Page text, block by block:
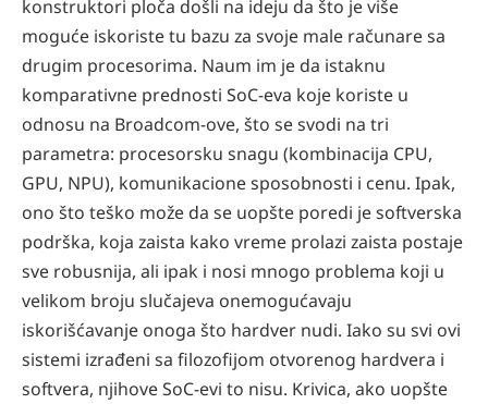
konstruktori ploča došli na ideju da što je više
moguće iskoriste tu bazu za svoje male računare sa
drugim procesorima. Naum im je da istaknu
komparativne prednosti SoC-eva koje koriste u
odnosu na Broadcom-ove, što se svodi na tri
parametra: procesorsku snagu (kombinacija CPU,
GPU, NPU), komunikacione sposobnosti i cenu. Ipak,
ono što teško može da se uopšte poredi je softverska
podrška, koja zaista kako vreme prolazi zaista postaje
sve robusnija, ali ipak i nosi mnogo problema koji u
velikom broju slučajeva onemogućavaju
iskorišćavanje onoga što hardver nudi. Iako su svi ovi
sistemi izrađeni sa filozofijom otvorenog hardvera i
softvera, njihove SoC-evi to nisu. Krivica, ako uopšte